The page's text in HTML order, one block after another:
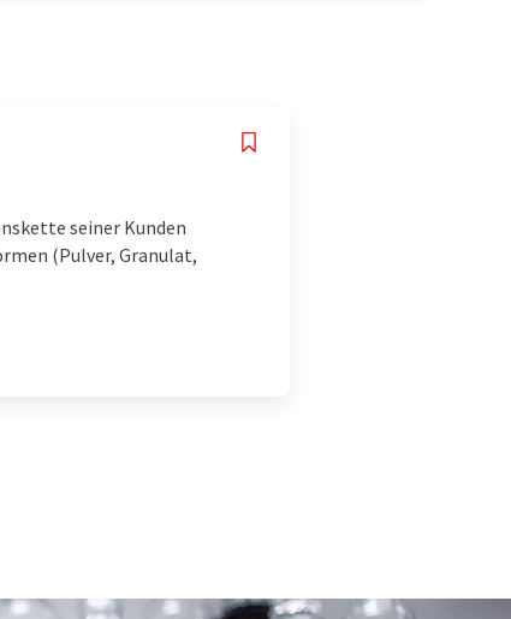
seiner Kunden
(Pulver, Granulat,